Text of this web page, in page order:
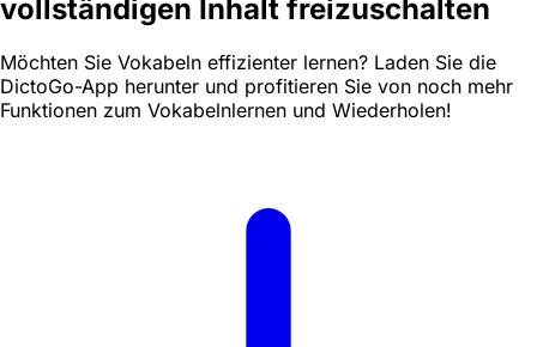
vollständigen Inhalt freizuschalten
Möchten Sie Vokabeln effizienter lernen? Laden Sie die
DictoGo-App herunter und profitieren Sie von noch mehr
Funktionen zum Vokabelnlernen und Wiederholen!